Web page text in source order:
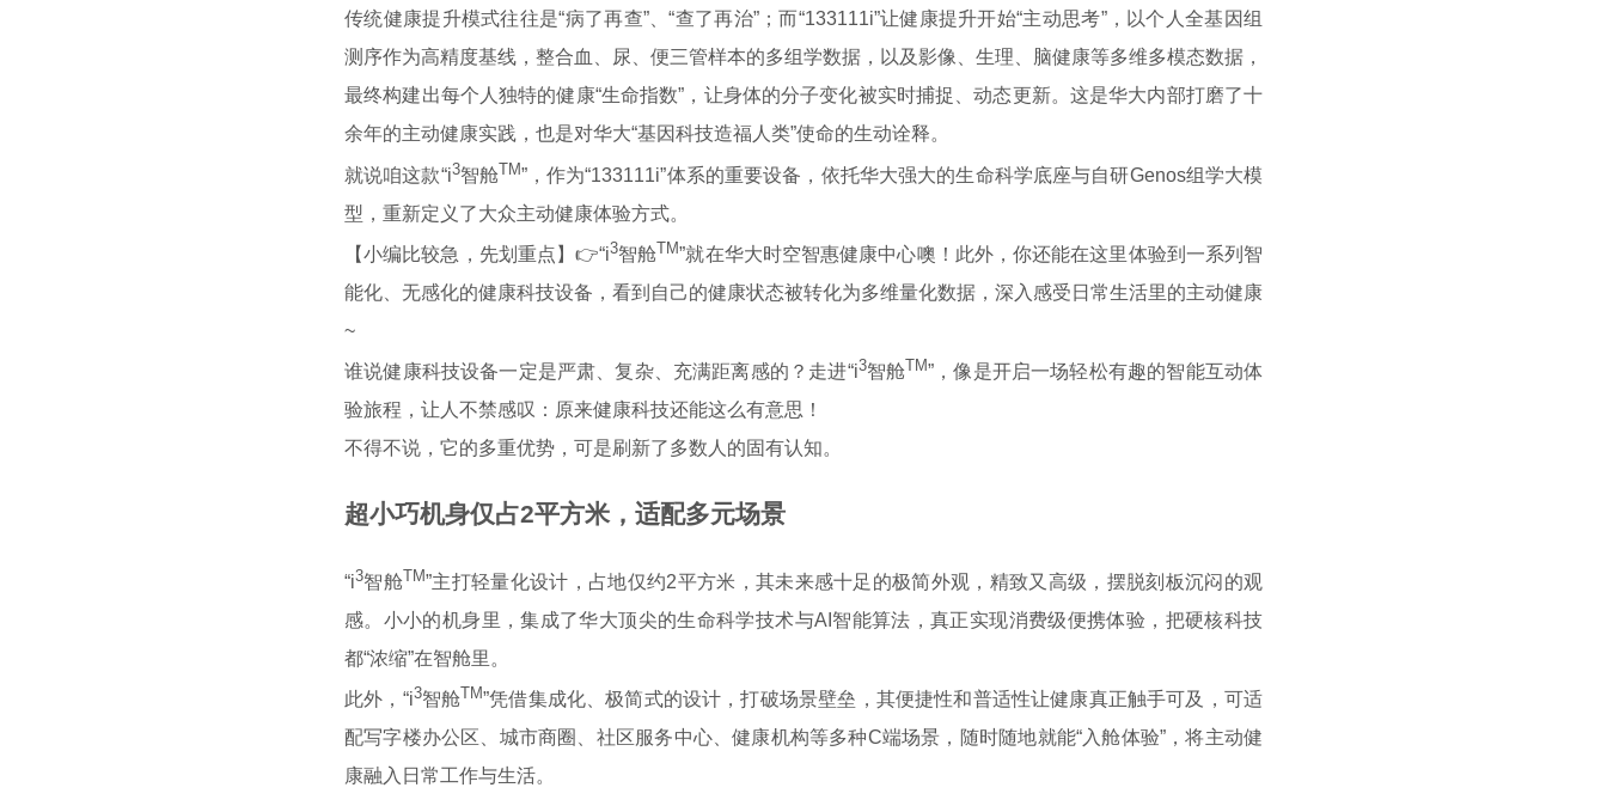
传统健康提升模式往往是“病了再查”、“查了再治”；而“133111i”让健康提升开始“主动思考”，以个人全基因组
测序作为高精度基线，整合血、尿、便三管样本的多组学数据，以及影像、生理、脑健康等多维多模态数据，
最终构建出每个人独特的健康“生命指数”，让身体的分子变化被实时捕捉、动态更新。这是华大内部打磨了十
余年的主动健康实践，也是对华大“基因科技造福人类”使命的生动诠释。
就说咱这款“i3智舱TM” ，作为“133111i”体系的重要设备，依托华大强大的生命科学底座与自研Genos组学大模
型，重新定义了大众主动健康体验方式。
【小编比较急，先划重点】👉“i3智舱TM”就在华大时空智惠健康中心噢！ 此外，你还能在这里体验到一系列智
能化、无感化的健康科技设备，看到自己的健康状态被转化为多维量化数据，深入感受日常生活里的主动健康
~
谁说健康科技设备一定是严肃、复杂、充满距离感的？ 走进“i3智舱TM” ，像是开启一场轻松有趣的智能互动体
验旅程 ，让人不禁感叹：原来健康科技还能这么有意思！
不得不说，它的多重优势，可是刷新了多数人的固有认知。
超小巧机身仅占2平方米，适配多元场景
“i3智舱TM”主打轻量化设计，占地仅约2平方米，其未来感十足的极简外观，精致又高级，摆脱刻板沉闷的观
感。 小小的机身里，集成了华大顶尖的生命科学技术与AI智能算法 ，真正实现消费级便携体验，把硬核科技
都“浓缩”在智舱里。
此外， “i3智舱TM”凭借集成化、极简式的设计，打破场景壁垒，其便捷性和普适性让健康真正触手可及，可适
配写字楼办公区、城市商圈、社区服务中心、健康机构等多种C端场景， 随时随地就能“入舱体验”，将主动健
康融入日常工作与生活。